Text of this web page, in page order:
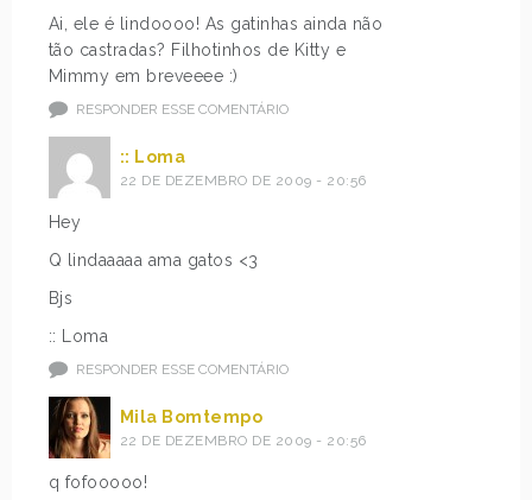
Ai, ele é lindoooo! As gatinhas ainda não
tão castradas? Filhotinhos de Kitty e
Mimmy em breveeee :)
RESPONDER ESSE COMENTÁRIO
:: Loma
22 DE DEZEMBRO DE 2009 - 20:56
Hey
Q lindaaaaa ama gatos <3
Bjs
:: Loma
RESPONDER ESSE COMENTÁRIO
Mila Bomtempo
22 DE DEZEMBRO DE 2009 - 20:56
q fofooooo!